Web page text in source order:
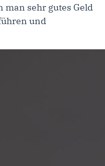
man sehr gutes Geld
und